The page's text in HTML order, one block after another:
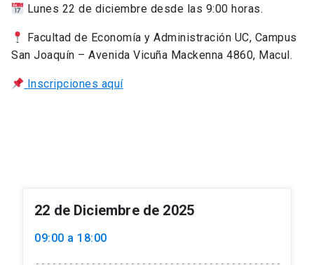
Lunes 22 de diciembre desde las 9:00 horas.
Facultad de Economía y Administración UC, Campus
San Joaquín – Avenida Vicuña Mackenna 4860, Macul.
Inscripciones aquí
22 de Diciembre de 2025
09:00 a 18:00